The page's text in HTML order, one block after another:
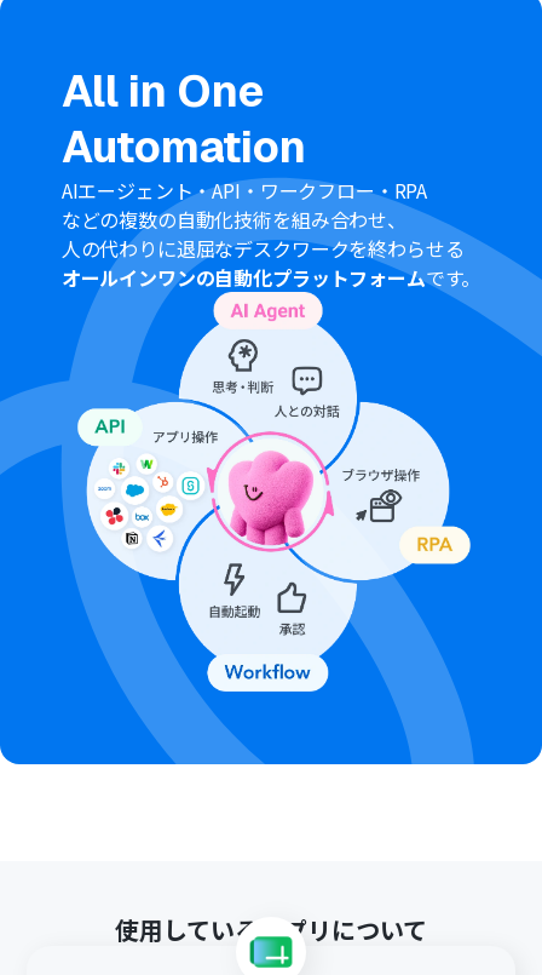
マイズできます
Anthropic（Claude）のテキスト生成では、プロンプト
を自由に設定可能です。スプレッドシートから取得した値
をプロンプト内に変数として組み込み、動的なテキスト
生成ができます
Google スプレッドシートの更新アクションでは、どのス
プレッドシートやシートを対象にするか、また更新する
行を特定するためのキーとなるセルなどを任意で指定し
てください
注意事項
Google スプレッドシート、Anthropic（Claude）と
Yoomを連携してください。
Googleスプレッドシートをアプリトリガーとして使用す
る際の注意事項は下記を参照してください。
https://intercom.help/yoom/ja/articles/10010912
トリガーは5分、10分、15分、30分、60分の間隔で起動
間隔を選択できます。
プランによって最短の起動間隔が異なりますので、ご注意
ください。
分岐はミニプラン以上のプランでご利用いただける機能
（オペレーション）となっております。フリープランの場
合は設定しているフローボットのオペレーションはエラ
ーとなりますので、ご注意ください。
ミニプランなどの有料プランは、2週間の無料トライアル
を行うことが可能です。無料トライアル中には制限対象の
アプリや機能（オペレーション）を使用することができ
All in One
Automation
AIエージェント・API・ワークフロー・RPA
などの複数の自動化技術を組み合わせ、
人の代わりに退屈なデスクワークを終わらせる
オールインワンの自動化プラットフォームです。
使用しているアプリについて